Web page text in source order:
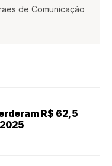
de Comunicação
R$ 62,5